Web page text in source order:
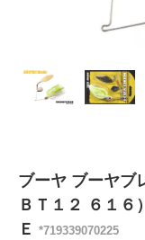
ブーヤ ブーヤブ
ＢＴ１２ ６１６
Ｅ *719339070225